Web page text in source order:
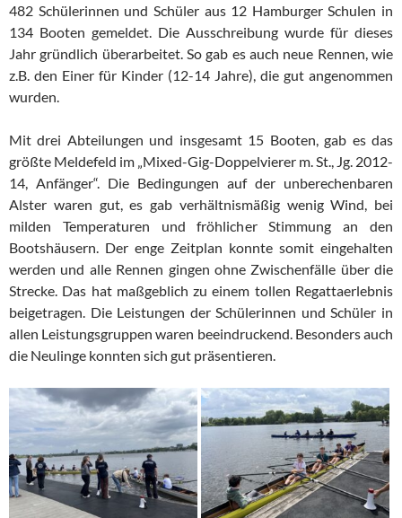
482 Schülerinnen und Schüler aus 12 Hamburger Schulen in
134 Booten gemeldet. Die Ausschreibung wurde für dieses
Jahr gründlich überarbeitet. So gab es auch neue Rennen, wie
z.B. den Einer für Kinder (12-14 Jahre), die gut angenommen
wurden.
Mit drei Abteilungen und insgesamt 15 Booten, gab es das
größte Meldefeld im „Mixed-Gig-Doppelvierer m. St., Jg. 2012-
14, Anfänger“. Die Bedingungen auf der unberechenbaren
Alster waren gut, es gab verhältnismäßig wenig Wind, bei
milden Temperaturen und fröhlicher Stimmung an den
Bootshäusern. Der enge Zeitplan konnte somit eingehalten
werden und alle Rennen gingen ohne Zwischenfälle über die
Strecke. Das hat maßgeblich zu einem tollen Regattaerlebnis
beigetragen. Die Leistungen der Schülerinnen und Schüler in
allen Leistungsgruppen waren beeindruckend. Besonders auch
die Neulinge konnten sich gut präsentieren.